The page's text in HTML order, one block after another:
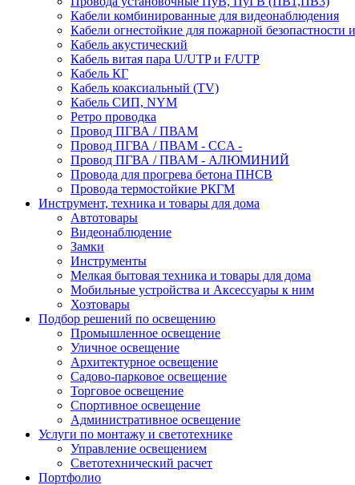
Кабели комбинированные для видеонаблюдения
Кабели огнестойкие для пожарной безопастности
Кабель акустический
Кабель витая пара U/UTP и F/UTP
Кабель КГ
Кабель коаксиальный (TV)
Кабель СИП, NYM
Ретро проводка
Провод ПГВА / ПВАМ
Провод ПГВА / ПВАМ - CCA -
Провод ПГВА / ПВАМ - АЛЮМИНИЙ
Провода для прогрева бетона ПНСВ
Провода термостойкие РКГМ
Инструмент, техника и товары для дома
Автотовары
Видеонаблюдение
Замки
Инструменты
Мелкая бытовая техника и товары для дома
Мобильные устройства и Аксессуары к ним
Хозтовары
Подбор решений по освещению
Промышленное освещение
Уличное освещение
Архитектурное освещение
Садово-парковое освещение
Торговое освещение
Спортивное освещение
Административное освещение
Услуги по монтажу и светотехнике
Управление освещением
Светотехнический расчет
Портфолио